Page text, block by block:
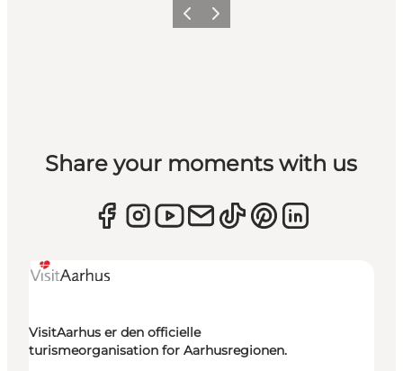
ForrigeNæste
Share your moments with us
VisitAarhus er den officielle
turismeorganisation for Aarhusregionen.